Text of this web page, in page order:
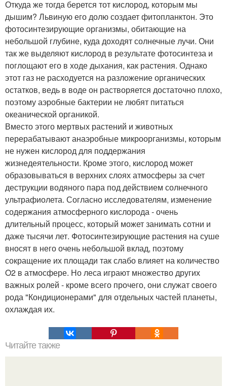
Откуда же тогда берется тот кислород, которым мы
дышим? Львиную его долю создает фитопланктон. Это
фотосинтезирующие организмы, обитающие на
небольшой глубине, куда доходят солнечные лучи. Они
так же выделяют кислород в результате фотосинтеза и
поглощают его в ходе дыхания, как растения. Однако
этот газ не расходуется на разложение органических
остатков, ведь в воде он растворяется достаточно плохо,
поэтому аэробные бактерии не любят питаться
океанической органикой.
Вместо этого мертвых растений и животных
перерабатывают анаэробные микроорганизмы, которым
не нужен кислород для поддержания
жизнедеятельности. Кроме этого, кислород может
образовываться в верхних слоях атмосферы за счет
деструкции водяного пара под действием солнечного
ультрафиолета. Согласно исследователям, изменение
содержания атмосферного кислорода - очень
длительный процесс, который может занимать сотни и
даже тысячи лет. Фотосинтезирующие растения на суше
вносят в него очень небольшой вклад, поэтому
сокращение их площади так слабо влияет на количество
O2 в атмосфере. Но леса играют множество других
важных ролей - кроме всего прочего, они служат своего
рода "Кондиционерами" для отдельных частей планеты,
охлаждая их.
Читайте также